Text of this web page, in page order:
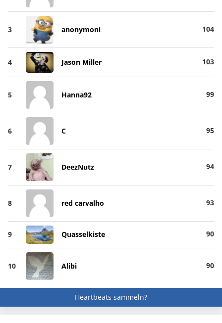
3 anonymoni 104
4 Jason Miller 103
5 Hanna92 99
6 C 95
7 DeezNutz 94
8 red carvalho 93
9 Quasselkiste 90
10 Alibi 90
Heartbeats sammeln?